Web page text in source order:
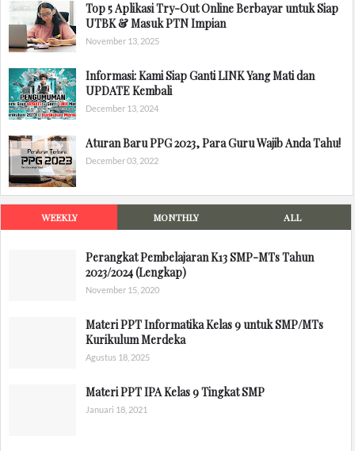
Top 5 Aplikasi Try-Out Online Berbayar untuk Siap
UTBK & Masuk PTN Impian
November 13, 2025
Informasi: Kami Siap Ganti LINK Yang Mati dan
UPDATE Kembali
December 13, 2024
Aturan Baru PPG 2023, Para Guru Wajib Anda Tahu!
December 03, 2022
WEEKLY MONTHLY ALL
Perangkat Pembelajaran K13 SMP-MTs Tahun
2023/2024 (Lengkap)
November 15, 2020
Materi PPT Informatika Kelas 9 untuk SMP/MTs
Kurikulum Merdeka
Agustus 18, 2025
Materi PPT IPA Kelas 9 Tingkat SMP
Januari 18, 2021